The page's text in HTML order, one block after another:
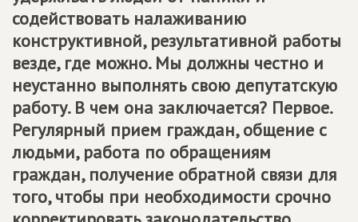
содействовать налаживанию
конструктивной, результативной работы
везде, где можно. Мы должны честно и
неустанно выполнять свою депутатскую
работу. В чем она заключается? Первое.
Регулярный прием граждан, общение с
людьми, работа по обращениям
граждан, получение обратной связи для
того, чтобы при необходимости срочно